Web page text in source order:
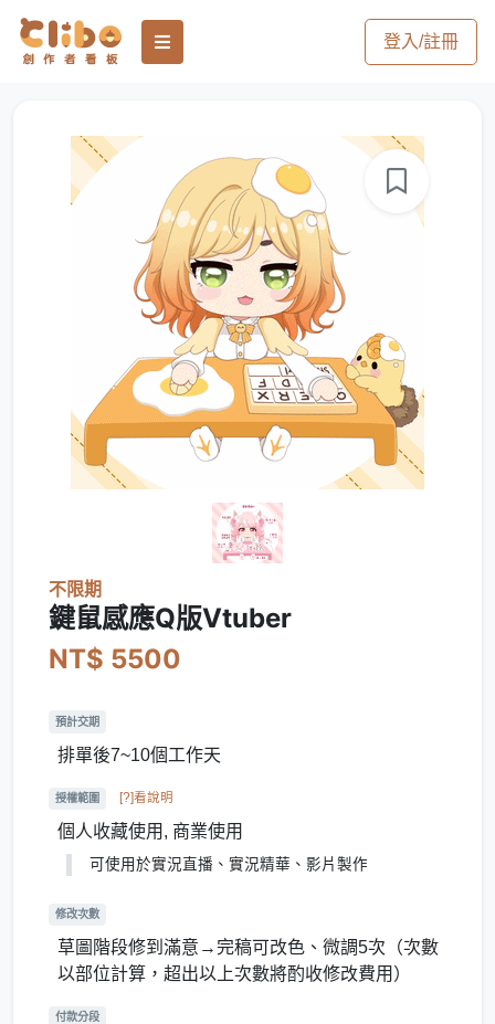
登入/註冊
不限期
鍵鼠感應Q版Vtuber
NT$ 5500
預計交期
排單後7~10個工作天
授權範圍 [?]看說明
個人收藏使用, 商業使用
可使用於實況直播、實況精華、影片製作
修改次數
草圖階段修到滿意→完稿可改色、微調5次（次數
以部位計算，超出以上次數將酌收修改費用）
付款分段